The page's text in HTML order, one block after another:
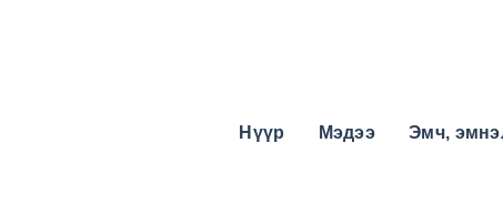
Нүүр Мэдээ Эмч,